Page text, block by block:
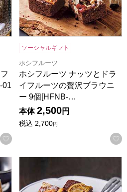
01
お気に入りに登録する
ソーシャルギフト
ホシフルーツ
ホシフルーツ ナッツとドラ
イフルーツの贅沢ブラウニ
ー 9個[HFNB-…
本体 2,500円
税込 2,700円
イフルーツの贅沢ブラウニー 6